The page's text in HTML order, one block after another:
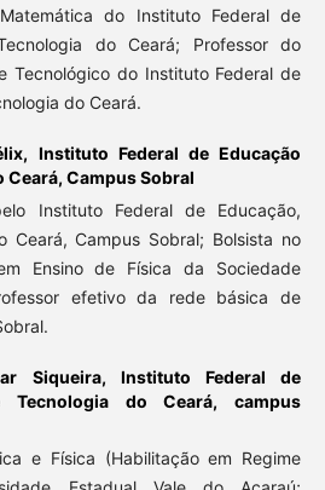
do Instituto Federal de
do Ceará; Professor do
Tecnológico do Instituto Federal de
do Ceará.
Instituto Federal de Educação
Ceará, Campus Sobral
Instituto Federal de Educação,
Ceará, Campus Sobral; Bolsista no
Ensino de Física da Sociedade
efetivo da rede básica de
Siqueira, Instituto Federal de
Tecnologia do Ceará, campus
e Física (Habilitação em Regime